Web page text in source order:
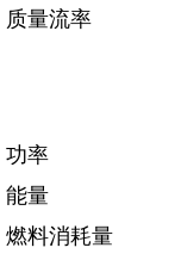
质量流率
功率
能量
燃料消耗量